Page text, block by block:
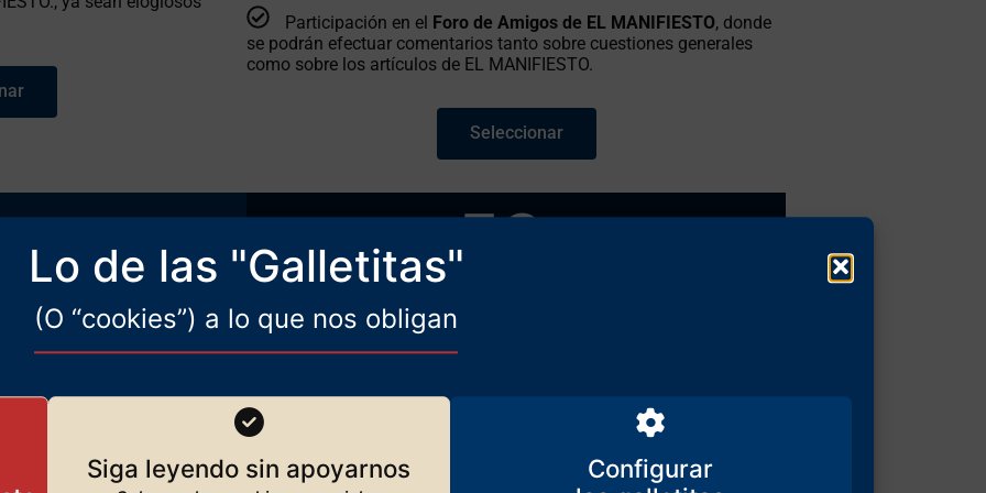
Lo de las "Galletitas"
(O “cookies”) a lo que nos obligan
Siga leyendo sin apoyarnos Configurar
Participación en el Foro de Amigos de EL MANIFIESTO, donde
se podrán efectuar comentarios tanto sobre cuestiones generales
como sobre los artículos de EL MANIFIESTO.
Seleccionar
€
extranjeros) de EL
revistas y libros.
50
ni en EL MANIFIESTO ni en nuestra revista ÉLÉMENTS.
Invitación a reuniones on line o a cenas presenciales
articulistas o los invitados (españoles o extranjeros) de EL